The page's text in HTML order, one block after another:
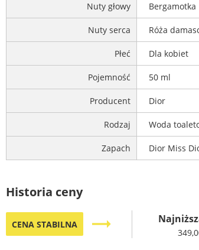
Nuty głowy Bergamotka
Nuty serca Róża
Płeć Dla kobiet
Pojemność 50 ml
Producent Dior
Rodzaj Woda
Zapach Dior Miss
Historia ceny
CENA STABILNA trending_flat